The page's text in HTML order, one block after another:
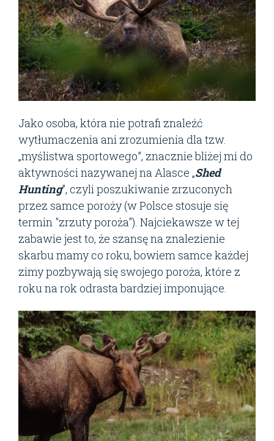
Jako osoba, która nie potrafi znaleźć
wytłumaczenia ani zrozumienia dla tzw.
„myślistwa sportowego”, znacznie bliżej mi do
aktywności nazywanej na Alasce „Shed
Hunting”, czyli poszukiwanie zrzuconych
przez samce poroży (w Polsce stosuje się
termin "zrzuty poroża"). Najciekawsze w tej
zabawie jest to, że szansę na znalezienie
skarbu mamy co roku, bowiem samce każdej
zimy pozbywają się swojego poroża, które z
roku na rok odrasta bardziej imponujące.